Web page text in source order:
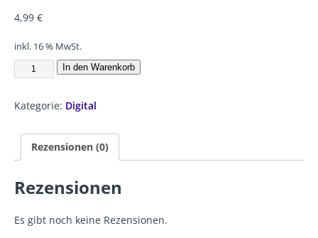
4,99 €
inkl. 16 % MwSt.
In den Warenkorb
Kategorie: Digital
Rezensionen (0)
Rezensionen
Es gibt noch keine Rezensionen.